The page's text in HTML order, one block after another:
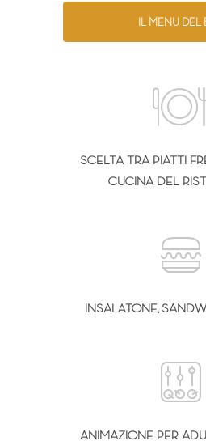
IL MENU DEL
SCELTA TRA PIATTI
CUCINA DEL
INSALATONE,
ANIMAZIONE PER